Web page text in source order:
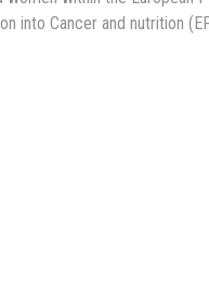
into Cancer and nutrition